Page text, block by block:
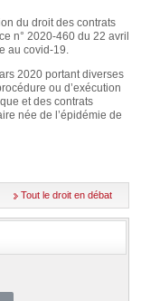
du droit des contrats
n° 2020-460 du 22 avril
au covid-19.
2020 portant diverses
ou d’exécution
et des contrats
née de l’épidémie de
Tout le droit en débat